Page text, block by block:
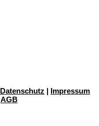
Datenschutz | Impressum
AGB